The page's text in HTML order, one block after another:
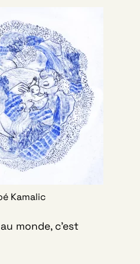
Kamalic
monde, c’est